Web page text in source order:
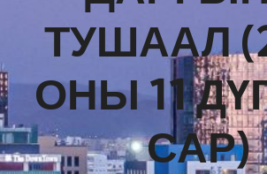
ТУШААЛ
ОНЫ 11
САР)